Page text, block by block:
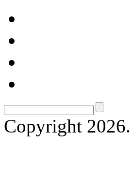
Copyright